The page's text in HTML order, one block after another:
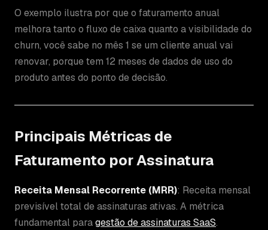
O exemplo ilustra por que o faturamento anual
melhora tanto o fluxo de caixa quanto a visibilidade do
churn, você sabe no mês 1 se um cliente anual vai
renovar, porque tem 12 meses de dados de uso do
produto antes do ponto de decisão.
Principais Métricas de
Faturamento por Assinatura
Receita Mensal Recorrente (MRR): Receita mensal
previsível total de assinaturas ativas. A métrica
fundamental paragestão de assinaturas SaaS.